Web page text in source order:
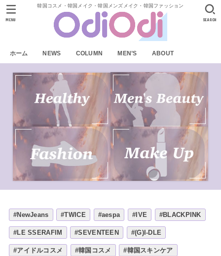
韓国コスメ・韓国メイク・韓国メンズメイク・韓国ファッション
ホーム NEWS COLUMN MEN’S ABOUT
SEARCH
MENU
#NewJeans #TWICE #aespa #IVE #BLACKPINK
#LE SSERAFIM #SEVENTEEN #(G)I-DLE
#アイドルコスメ #韓国コスメ #韓国スキンケア